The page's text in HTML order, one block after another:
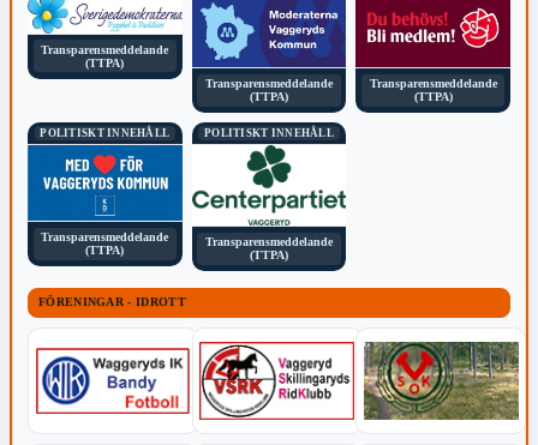
Transparensmeddelande
(TTPA)
Transparensmeddelande
(TTPA)
Transparensmeddelande
(TTPA)
POLITISKT INNEHÅLL
Transparensmeddelande
(TTPA)
POLITISKT INNEHÅLL
Transparensmeddelande
(TTPA)
FÖRENINGAR - IDROTT